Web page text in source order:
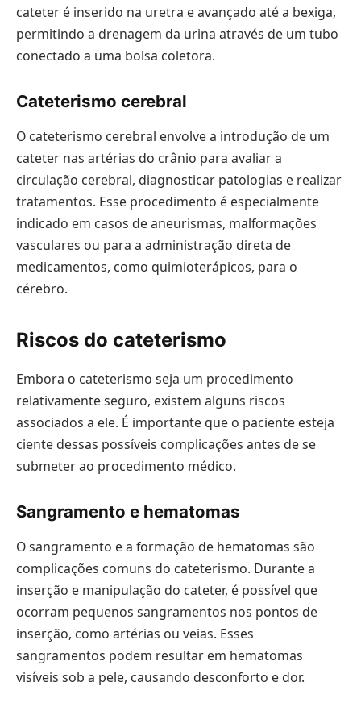
cateter é inserido na uretra e avançado até a bexiga,
permitindo a drenagem da urina através de um tubo
conectado a uma bolsa coletora.
Cateterismo cerebral
O cateterismo cerebral envolve a introdução de um
cateter nas artérias do crânio para avaliar a
circulação cerebral, diagnosticar patologias e realizar
tratamentos. Esse procedimento é especialmente
indicado em casos de aneurismas, malformações
vasculares ou para a administração direta de
medicamentos, como quimioterápicos, para o
cérebro.
Riscos do cateterismo
Embora o cateterismo seja um procedimento
relativamente seguro, existem alguns riscos
associados a ele. É importante que o paciente esteja
ciente dessas possíveis complicações antes de se
submeter ao procedimento médico.
Sangramento e hematomas
O sangramento e a formação de hematomas são
complicações comuns do cateterismo. Durante a
inserção e manipulação do cateter, é possível que
ocorram pequenos sangramentos nos pontos de
inserção, como artérias ou veias. Esses
sangramentos podem resultar em hematomas
visíveis sob a pele, causando desconforto e dor.